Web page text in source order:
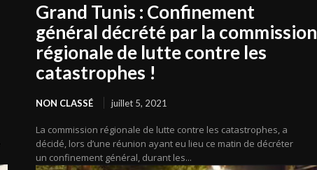
Grand Tunis : Confinement
général décrété par la commission
régionale de lutte contre les
catastrophes !
NON CLASSÉ juillet 5, 2021
La commission régionale de lutte contre les catastrophes, a
décidé, lors d’une réunion ayant eu lieu ce matin de décréter
un confinement général, durant les...